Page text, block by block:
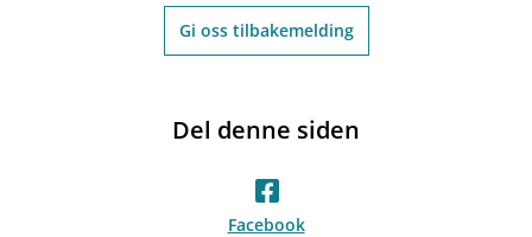
Gi oss tilbakemelding
Del denne siden
Facebook